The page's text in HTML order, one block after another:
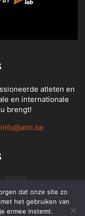
atleten en
en internationale
brengt!
info@atni.be
dat onze site zo
het gebruiken van
ermee instemt.